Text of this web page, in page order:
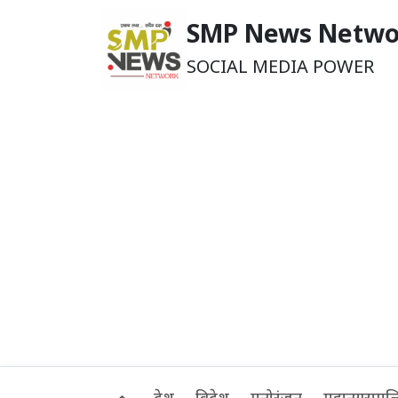
SMP News
SOCIAL MEDIA POWER